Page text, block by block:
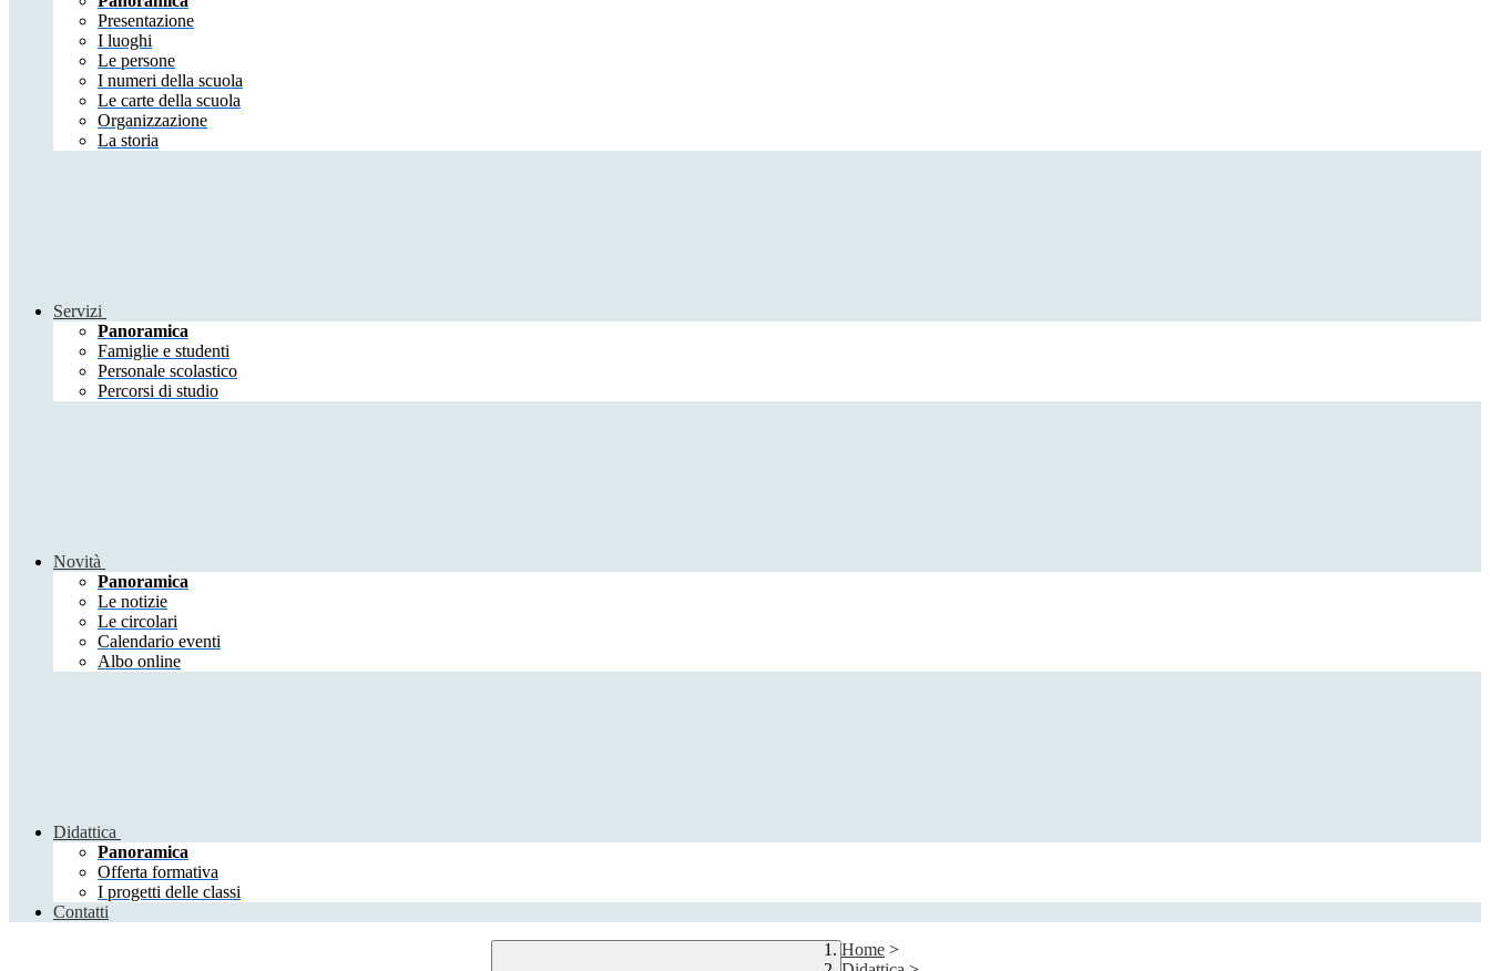
Presentazione
I luoghi
Le persone
I numeri della scuola
Le carte della scuola
Organizzazione
La storia
Servizi
Panoramica
Famiglie e studenti
Personale scolastico
Percorsi di studio
Novità
Panoramica
Le notizie
Le circolari
Calendario eventi
Albo online
Didattica
Panoramica
Offerta formativa
I progetti delle classi
Contatti
Home >